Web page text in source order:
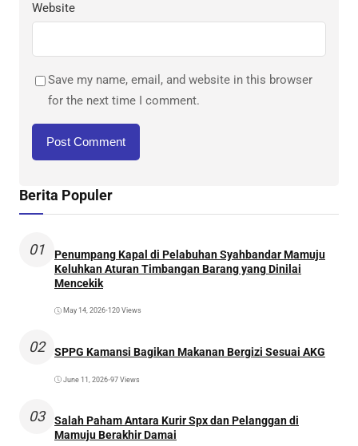
Website
Save my name, email, and website in this browser
for the next time I comment.
Berita Populer
01
Penumpang Kapal di Pelabuhan Syahbandar Mamuju
Keluhkan Aturan Timbangan Barang yang Dinilai
Mencekik
May 14, 2026•120 Views
02 SPPG Kamansi Bagikan Makanan Bergizi Sesuai AKG
June 11, 2026•97 Views
03
Salah Paham Antara Kurir Spx dan Pelanggan di
Mamuju Berakhir Damai